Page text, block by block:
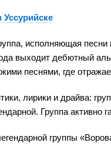
Уссурийске
исполняющая
выходит дебютный
песнями, где
лирики и драйва:
Группа
группы